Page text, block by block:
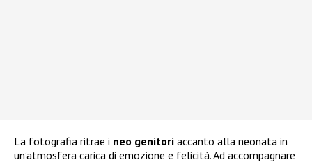
La fotografia ritrae i neo genitori accanto alla neonata in
un’atmosfera carica di emozione e felicità. Ad accompagnare